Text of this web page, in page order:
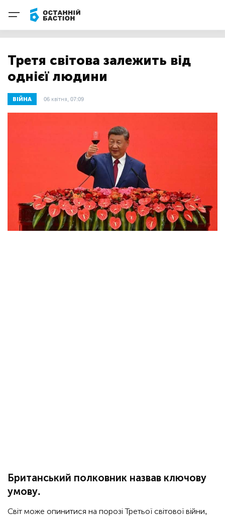
Третя світова залежить від
однієї людини
ВІЙНА 06 квітня, 07:09
Британський полковник назвав ключову
умову.
Світ може опинитися на порозі Третьої світової війни,